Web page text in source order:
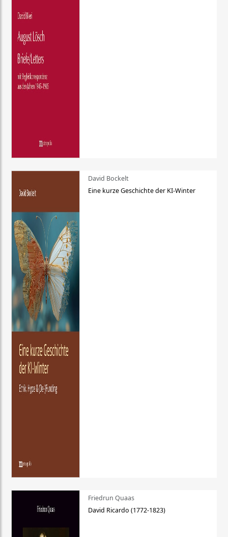
David Bockelt
Eine kurze Geschichte der KI-Winter
Friedrun Quaas
David Ricardo (1772-1823)